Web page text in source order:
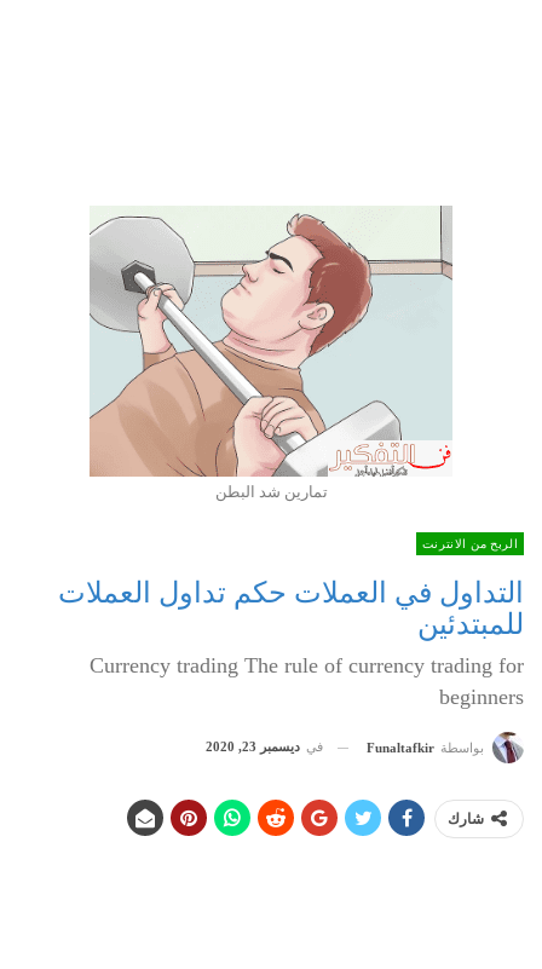
تمارين شد البطن
الربح من الانترنت
التداول في العملات حكم تداول العملات
للمبتدئين
Currency trading The rule of currency trading for
beginners
بواسطة Funaltafkir في ديسمبر 23, 2020
شارك